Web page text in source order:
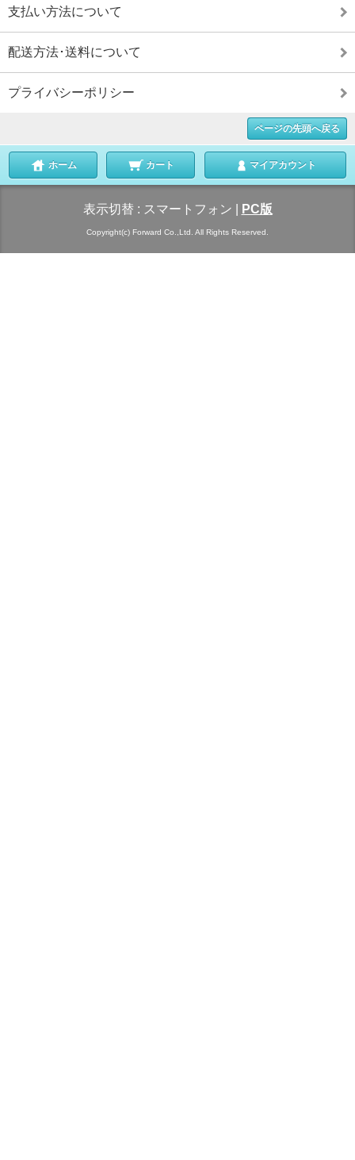
支払い方法について
配送方法･送料について
プライバシーポリシー
ページの先頭へ戻る
ホーム カート マイアカウント
表示切替 : スマートフォン PC版
Copyright(c) Forward Co.,Ltd. All Rights Reserved.